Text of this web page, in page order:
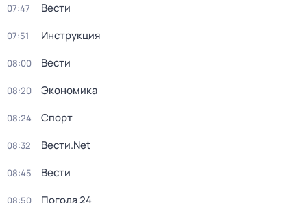
07:47 Вести
07:51 Инструкция
08:00 Вести
08:20 Экономика
08:24 Спорт
08:32 Вести.Net
08:45 Вести
08:50 Погода 24